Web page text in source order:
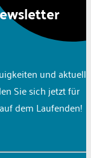
und aktuelle
Sie sich jetzt für
dem Laufenden!